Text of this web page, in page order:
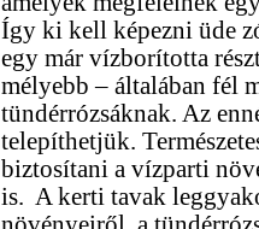
Így ki kell képezni üde
egy már vízborította
mélyebb – általában fél
tündérrózsáknak. Az
telepíthetjük.
biztosítani a vízparti
is. A kerti tavak